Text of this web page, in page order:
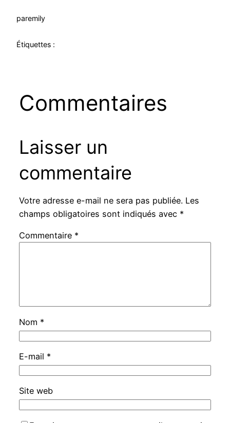
paremily
Étiquettes :
Commentaires
Laisser un
commentaire
Votre adresse e-mail ne sera pas publiée. Les
champs obligatoires sont indiqués avec *
Commentaire *
Nom *
E-mail *
Site web